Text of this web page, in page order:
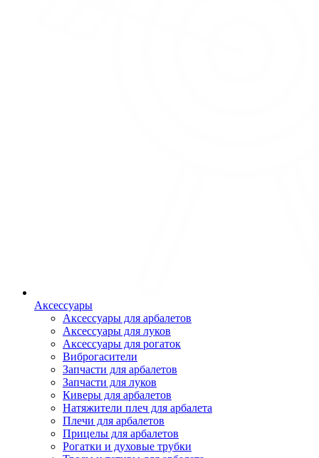
Аксессуары
Аксессуары для арбалетов
Аксессуары для луков
Аксессуары для рогаток
Виброгасители
Запчасти для арбалетов
Запчасти для луков
Киверы для арбалетов
Натяжители плеч для арбалета
Плечи для арбалетов
Прицелы для арбалетов
Рогатки и духовые трубки